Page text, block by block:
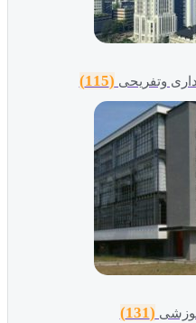
(115)